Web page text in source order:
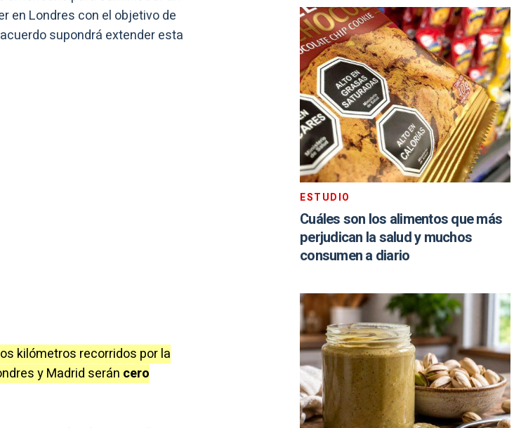
en Londres con el objetivo de
supondrá extender esta
kilómetros recorridos por la
y Madrid serán cero
ESTUDIO
Cuáles son los alimentos que más
perjudican la salud y muchos
consumen a diario